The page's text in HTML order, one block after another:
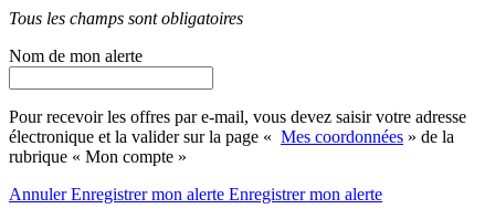
Tous les champs sont obligatoires
Nom de mon alerte
Pour recevoir les offres par e-mail, vous devez saisir votre adresse
électronique et la valider sur la page « Mes coordonnées » de la
rubrique « Mon compte »
AnnulerEnregistrer mon alerte Enregistrermon alerte